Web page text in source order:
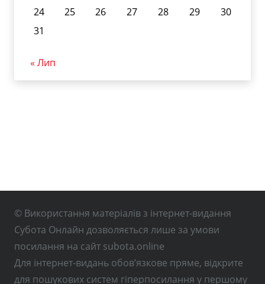
24
25 26 27 28 29
30
31
« Лип
© Використання матеріалів з інтернет-видання
Субота Онлайн дозволяється лише за умови
посилання на сайт subota.online
Для інтернет-видань обов’язкове пряме, відкрите
для пошукових систем гіперпосилання у першому